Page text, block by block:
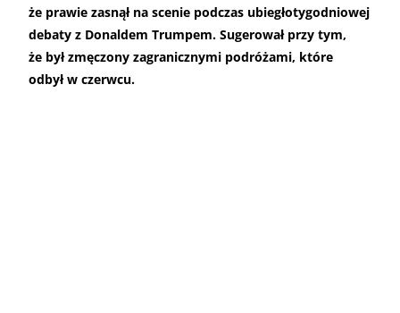
że prawie zasnął na scenie podczas ubiegłotygodniowej
debaty z Donaldem Trumpem. Sugerował przy tym,
że był zmęczony zagranicznymi podróżami, które
odbył w czerwcu.